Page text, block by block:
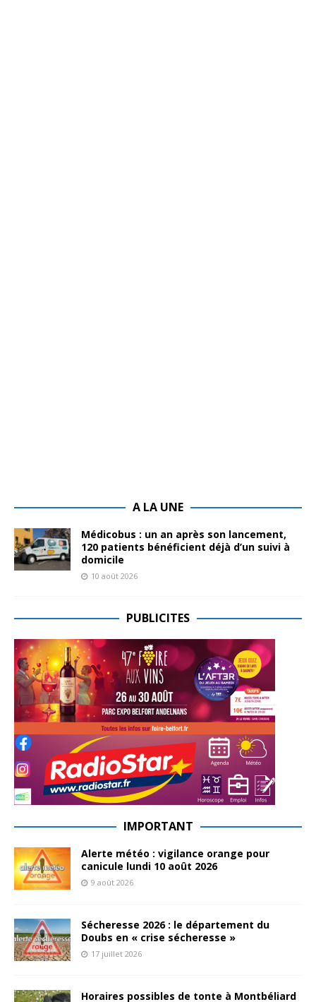
A LA UNE
Médicobus : un an après son lancement,
120 patients bénéficient déjà d’un suivi à
domicile
10 août 2026
PUBLICITES
IMPORTANT
Alerte météo : vigilance orange pour
canicule lundi 10 août 2026
9 août 2026
Sécheresse 2026 : le département du
Doubs en « crise sécheresse »
17 juillet 2026
Horaires possibles de tonte à Montbéliard